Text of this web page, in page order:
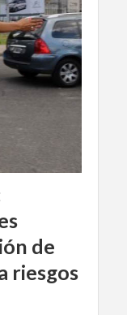
de
riesgos